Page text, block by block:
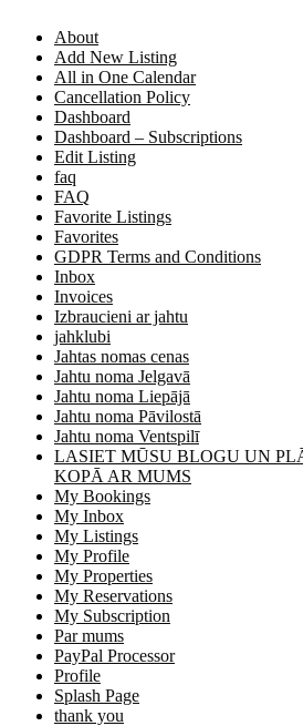
About
Add New Listing
All in One Calendar
Cancellation Policy
Dashboard
Dashboard – Subscriptions
Edit Listing
faq
FAQ
Favorite Listings
Favorites
GDPR Terms and Conditions
Inbox
Invoices
Izbraucieni ar jahtu
jahklubi
Jahtas nomas cenas
Jahtu noma Jelgavā
Jahtu noma Liepājā
Jahtu noma Pāvilostā
Jahtu noma Ventspilī
LASIET MŪSU BLOGU UN
KOPĀ AR MUMS
My Bookings
My Inbox
My Listings
My Profile
My Properties
My Reservations
My Subscription
Par mums
PayPal Processor
Profile
Splash Page
thank you